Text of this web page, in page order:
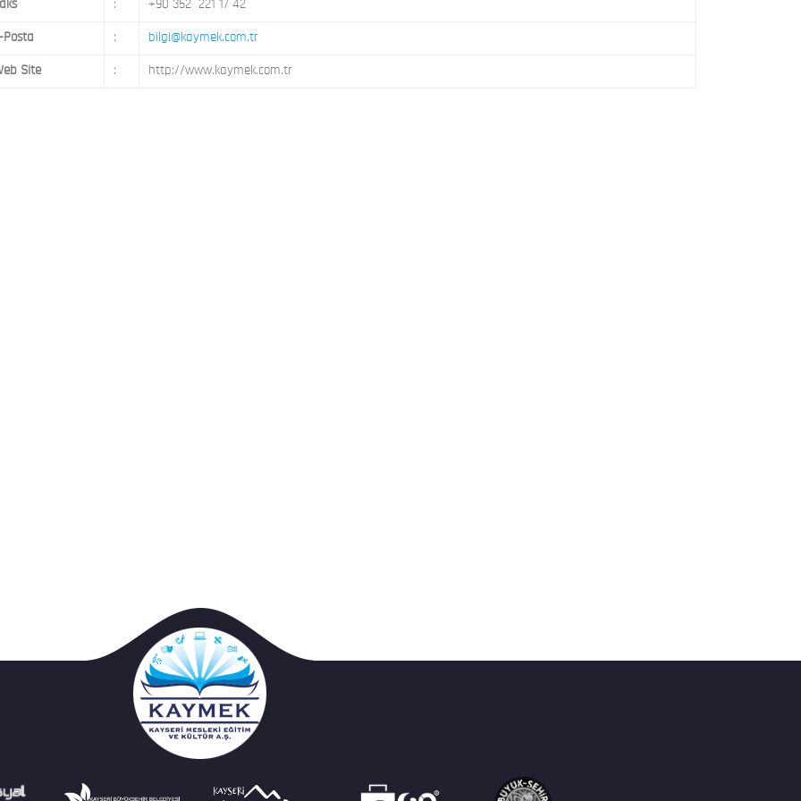
: +90 352 221 17 42
Posta : bilgi@kaymek.com.tr
Site : http://www.kaymek.com.tr